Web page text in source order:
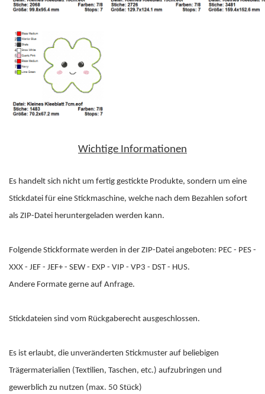
Wichtige Informationen
Es handelt sich nicht um fertig gestickte Produkte, sondern um eine
Stickdatei für eine Stickmaschine, welche nach dem Bezahlen sofort
als ZIP-Datei heruntergeladen werden kann.
Folgende Stickformate werden in der ZIP-Datei angeboten: PEC - PES -
XXX - JEF - JEF+ - SEW - EXP - VIP - VP3 - DST - HUS.
Andere Formate gerne auf Anfrage.
Stickdateien sind vom Rückgaberecht ausgeschlossen.
Es ist erlaubt, die unveränderten Stickmuster auf beliebigen
Trägermaterialien (Textilien, Taschen, etc.) aufzubringen und
gewerblich zu nutzen (max. 50 Stück)